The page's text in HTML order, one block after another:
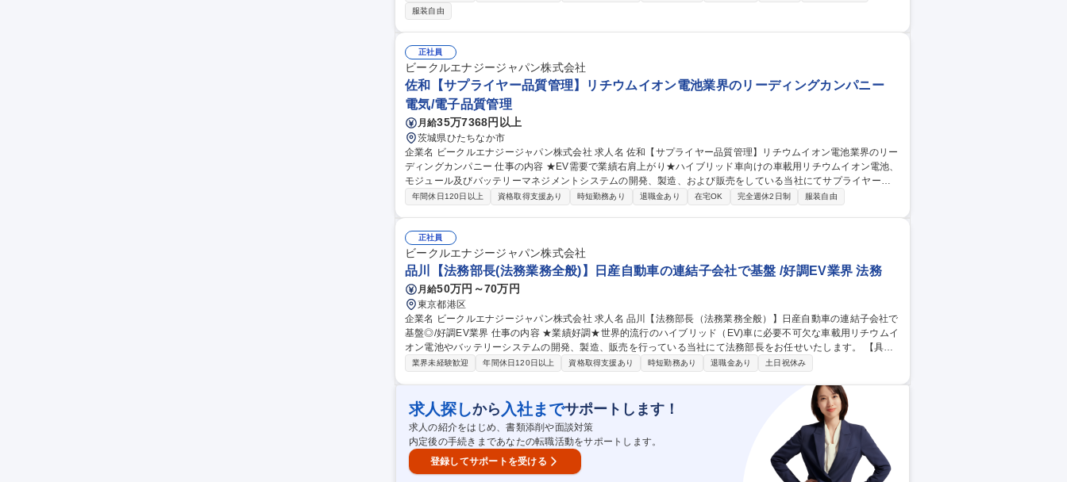
械系・電気系設備の事後保全、予防保全、予知保全。■組立てラインのプロセス要因解析や対策の実施、データ解
析によるトラブル未然防止(ドカ停/チョコ停)など 【採用背景】事業拡大に伴い、保全力の強化と設備技術系の取
組みを強化＆組織拡大を企図した採用です。※建物の改変を伴う業務は含みません。 募集職種 京都【設備保全】
電気または機械系設備の保全★第二新卒歓迎★引越し手当有★
服装自由
正社員
ビークルエナジージャパン株式会社
佐和【サプライヤー品質管理】リチウムイオン電池業界のリーディングカンパニー
電気/電子品質管理
月給35万7368円以上
茨城県ひたちなか市
企業名 ビークルエナジージャパン株式会社 求人名 佐和【サプライヤー品質管理】リチウムイオン電池業界のリー
ディングカンパニー 仕事の内容 ★EV需要で業績右肩上がり★ハイブリッド車向けの車載用リチウムイオン電池、
モジュール及びバッテリーマネジメントシステムの開発、製造、および販売をしている当社にてサプライヤー品
質管理をお任せします。 【詳細】工程監査、仕様書確認、不具合対応など、サプライヤーとの窓口として品質マ
国内出張が発生 【研修】入社後1年程度、京都事業所にて業務をキャッチアップいただきます。 募集職種 佐和
【サプライヤー品質管理】リチウムイオン電池業界のリーディングカンパニー
年間休日120日以上 資格取得支援あり 時短勤務あり 退職金あり 在宅OK 完全週休2日制 服装自由
正社員
ビークルエナジージャパン株式会社
品川【法務部長(法務業務全般)】日産自動車の連結子会社で基盤 /好調EV業界 法務
月給50万円～70万円
東京都港区
企業名 ビークルエナジージャパン株式会社 求人名 品川【法務部長（法務業務全般）】日産自動車の連結子会社で
基盤◎/好調EV業界 仕事の内容 ★業績好調★世界的流行のハイブリッド（EV)車に必要不可欠な車載用リチウムイ
オン電池やバッテリーシステムの開発、製造、販売を行っている当社にて法務部長をお任せいたします。 【具体
的に】法務（契約・コンプライアンスなど）における部長としてメンバーのマネジメントをお任せいたします。
営層との接点も多い、且つEV関連で事業成長も見込めているため、やりがいが大きい業務となります。 募集職種
品川【法務部長（法務業務全般）】日産自動車の連結子会社で基盤◎/好調EV業界
業界未経験歓迎 年間休日120日以上 資格取得支援あり 時短勤務あり 退職金あり 土日祝休み
求人探しから 入社までサポートします！
求人の紹介をはじめ、書類添削や面談対策
内定後の手続きまであなたの転職活動をサポートします。
登録してサポートを受ける